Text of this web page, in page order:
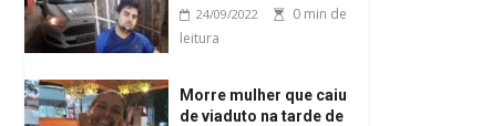
24/09/2022
0 min de
leitura
Morre mulher que caiu
de viaduto na tarde de